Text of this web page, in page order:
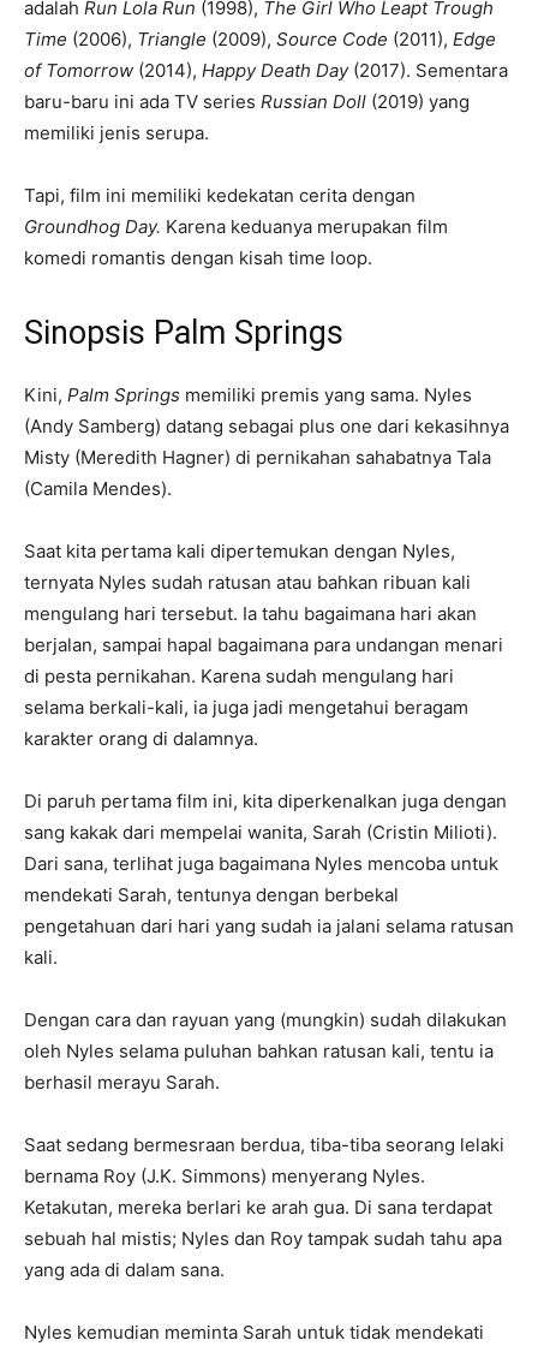
adalah Run Lola Run (1998), The Girl Who Leapt Trough
Time (2006), Triangle (2009), Source Code (2011), Edge
of Tomorrow (2014), Happy Death Day (2017). Sementara
baru-baru ini ada TV series Russian Doll (2019) yang
memiliki jenis serupa.
Tapi, film ini memiliki kedekatan cerita dengan
Groundhog Day. Karena keduanya merupakan film
komedi romantis dengan kisah time loop.
Sinopsis Palm Springs
Kini, Palm Springs memiliki premis yang sama. Nyles
(Andy Samberg) datang sebagai plus one dari kekasihnya
Misty (Meredith Hagner) di pernikahan sahabatnya Tala
(Camila Mendes).
Saat kita pertama kali dipertemukan dengan Nyles,
ternyata Nyles sudah ratusan atau bahkan ribuan kali
mengulang hari tersebut. Ia tahu bagaimana hari akan
berjalan, sampai hapal bagaimana para undangan menari
di pesta pernikahan. Karena sudah mengulang hari
selama berkali-kali, ia juga jadi mengetahui beragam
karakter orang di dalamnya.
Di paruh pertama film ini, kita diperkenalkan juga dengan
sang kakak dari mempelai wanita, Sarah (Cristin Milioti).
Dari sana, terlihat juga bagaimana Nyles mencoba untuk
mendekati Sarah, tentunya dengan berbekal
pengetahuan dari hari yang sudah ia jalani selama ratusan
kali.
Dengan cara dan rayuan yang (mungkin) sudah dilakukan
oleh Nyles selama puluhan bahkan ratusan kali, tentu ia
berhasil merayu Sarah.
Saat sedang bermesraan berdua, tiba-tiba seorang lelaki
bernama Roy (J.K. Simmons) menyerang Nyles.
Ketakutan, mereka berlari ke arah gua. Di sana terdapat
sebuah hal mistis; Nyles dan Roy tampak sudah tahu apa
yang ada di dalam sana.
Nyles kemudian meminta Sarah untuk tidak mendekati